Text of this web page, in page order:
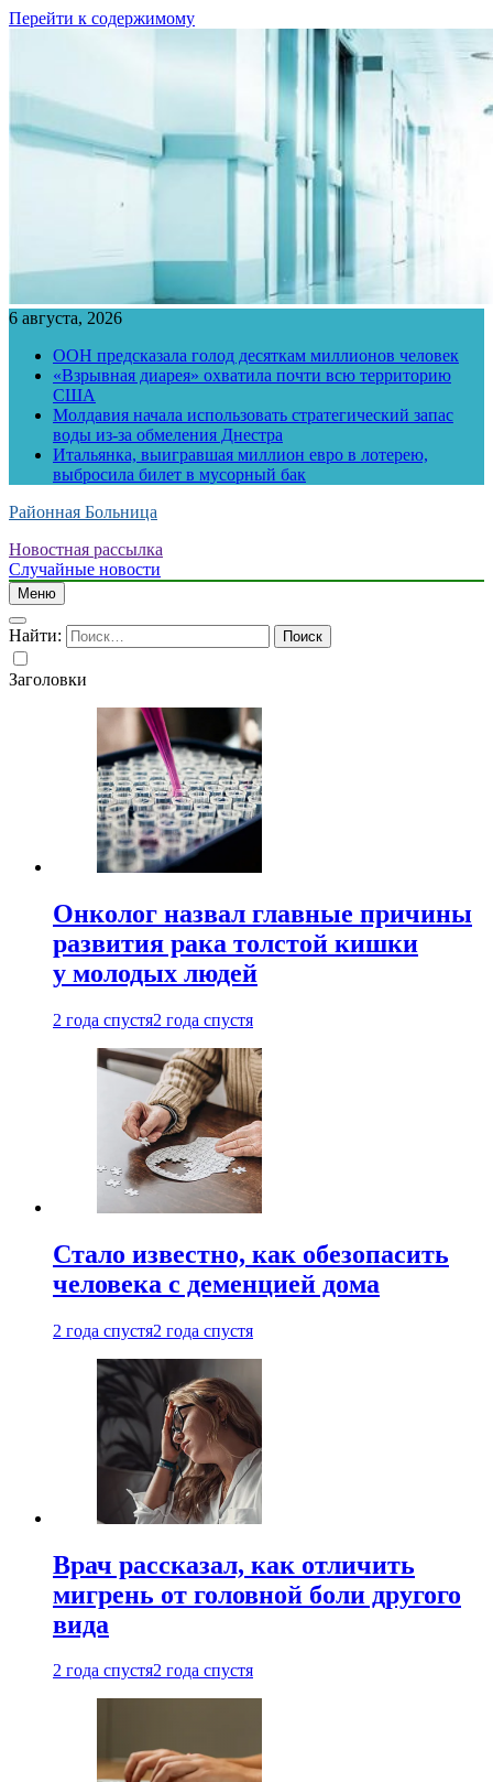
Перейти к содержимому
6 августа, 2026
ООН предсказала голод десяткам миллионов человек
«Взрывная диарея» охватила почти всю территорию
США
Молдавия начала использовать стратегический запас
воды из-за обмеления Днестра
Итальянка, выигравшая миллион евро в лотерею,
выбросила билет в мусорный бак
Районная Больница
Новостная рассылка
Случайные новости
Меню
Найти:
Заголовки
Онколог назвал главные причины
развития рака толстой кишки
у молодых людей
2 года спустя2 года спустя
Стало известно, как обезопасить
человека с деменцией дома
2 года спустя2 года спустя
Врач рассказал, как отличить
мигрень от головной боли другого
вида
2 года спустя2 года спустя